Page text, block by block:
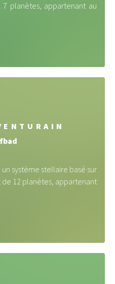
planètes, appartenant au
système stellaire basé sur
12 planètes, appartenant